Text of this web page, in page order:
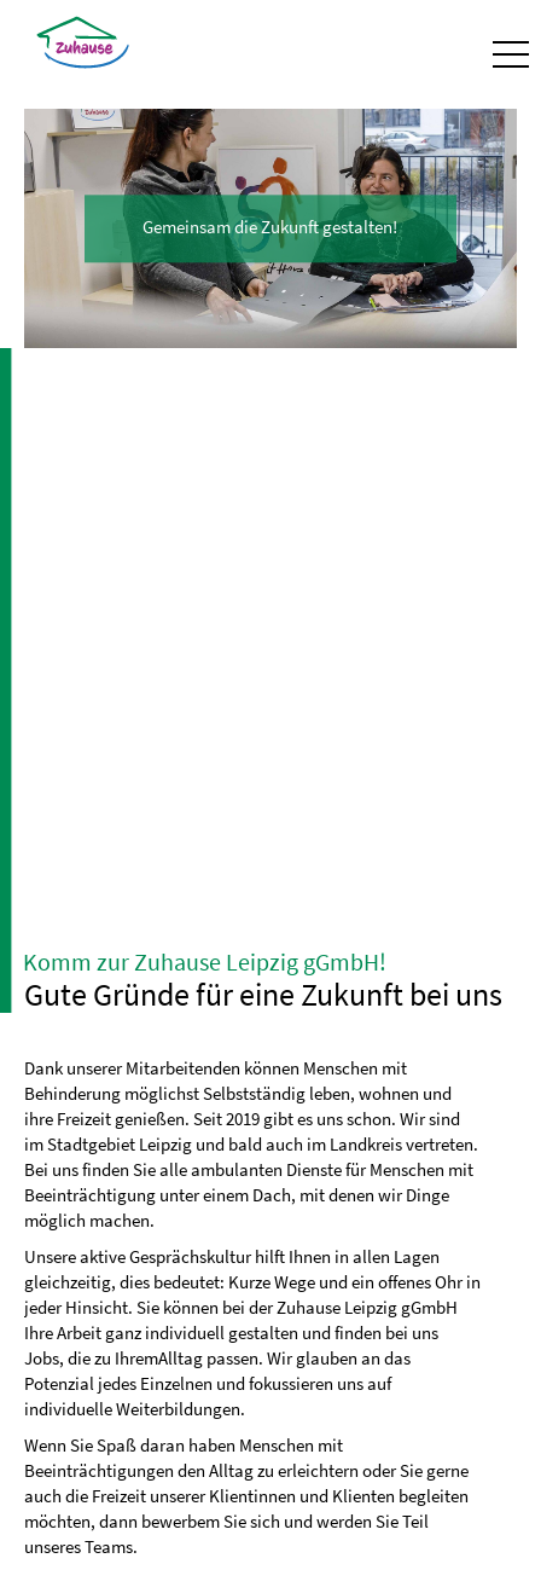
Gemeinsam die Zukunft gestalten!
Komm zur Zuhause Leipzig gGmbH!
Gute Gründe für eine Zukunft bei uns
Dank unserer Mitarbeitenden können Menschen mit
Behinderung möglichst Selbstständig leben, wohnen und
ihre Freizeit genießen. Seit 2019 gibt es uns schon. Wir sind
im Stadtgebiet Leipzig und bald auch im Landkreis vertreten.
Bei uns finden Sie alle ambulanten Dienste für Menschen mit
Beeinträchtigung unter einem Dach, mit denen wir Dinge
möglich machen.
Unsere aktive Gesprächskultur hilft Ihnen in allen Lagen
gleichzeitig, dies bedeutet: Kurze Wege und ein offenes Ohr in
jeder Hinsicht. Sie können bei der Zuhause Leipzig gGmbH
Ihre Arbeit ganz individuell gestalten und finden bei uns
Jobs, die zu IhremAlltag passen. Wir glauben an das
Potenzial jedes Einzelnen und fokussieren uns auf
individuelle Weiterbildungen.
Wenn Sie Spaß daran haben Menschen mit
Beeinträchtigungen den Alltag zu erleichtern oder Sie gerne
auch die Freizeit unserer Klientinnen und Klienten begleiten
möchten, dann bewerbem Sie sich und werden Sie Teil
unseres Teams.